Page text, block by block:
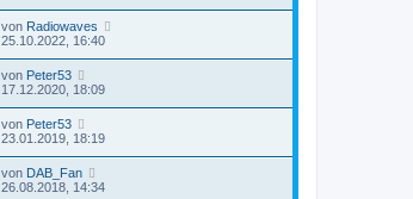
von Radiowaves
25.10.2022, 16:40
von Peter53
17.12.2020, 18:09
von Peter53
23.01.2019, 18:19
von DAB_Fan
26.08.2018, 14:34